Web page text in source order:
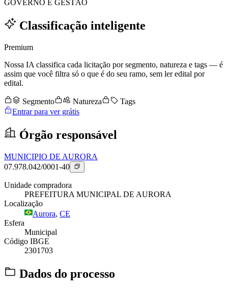
GOVERNO E GESTÃO
Classificação inteligente
Premium
Nossa IA classifica cada licitação por segmento, natureza e tags — é
assim que você filtra só o que é do seu ramo, sem ler edital por
edital.
Segmento Natureza
Tags
Entrar para ver grátis
Órgão responsável
MUNICIPIO DE AURORA
07.978.042/0001-40
Unidade compradora
PREFEITURA MUNICIPAL DE AURORA
Localização
Aurora, CE
Esfera
Municipal
Código IBGE
2301703
Dados do processo